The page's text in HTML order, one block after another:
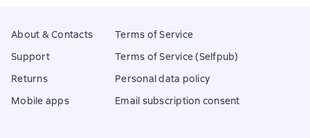
About & Contacts
Support
Returns
Mobile apps
Terms of Service
Terms of Service (Selfpub)
Personal data policy
Email subscription consent